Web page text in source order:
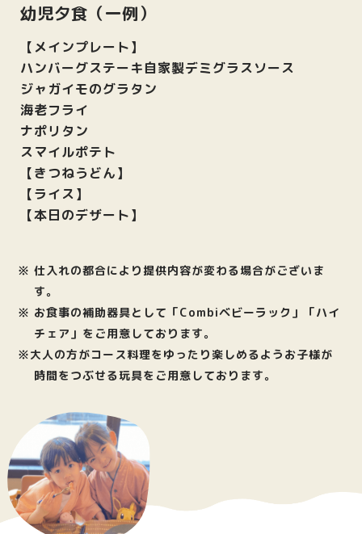
幼児夕食（一例）
【メインプレート】
ハンバーグステーキ自家製デミグラスソース
ジャガイモのグラタン
海老フライ
ナポリタン
スマイルポテト
【きつねうどん】
【ライス】
【本日のデザート】
※ 仕入れの都合により提供内容が変わる場合がございま
す。
※ お食事の補助器具として「Combiベビーラック」「ハイ
チェア」をご用意しております。
※大人の方がコース料理をゆったり楽しめるようお子様が
時間をつぶせる玩具をご用意しております。